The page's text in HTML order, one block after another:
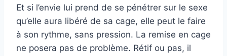
Et si l’envie lui prend de se pénétrer sur le sexe
qu’elle aura libéré de sa cage, elle peut le faire
à son rythme, sans pression. La remise en cage
ne posera pas de problème. Rétif ou pas, il